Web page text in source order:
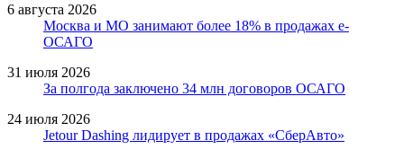
6 августа 2026
Москва и МО занимают более 18% в продажах е-
ОСАГО
31 июля 2026
За полгода заключено 34 млн договоров ОСАГО
24 июля 2026
Jetour Dashing лидирует в продажах «СберАвто»